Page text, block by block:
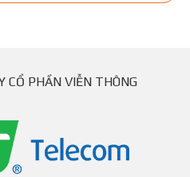
CỔ PHẦN VIỄN THÔNG